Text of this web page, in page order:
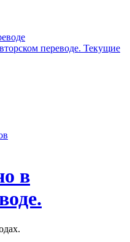
переводе. Текущие
в